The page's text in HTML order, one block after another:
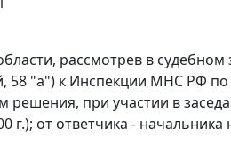
рассмотрев в
58 "а") к Инспекции МНС РФ
решения, при участии в
г.); от ответчика -